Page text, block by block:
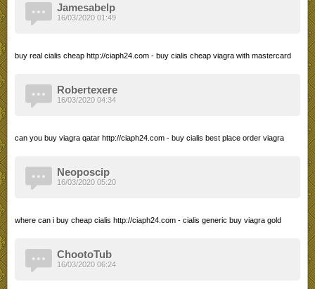
Jamesabelp
buy real cialis cheap http://ciaph24.com - buy cialis cheap viagra with mastercard
16/03/2020 01:49
Robertexere
can you buy viagra qatar http://ciaph24.com - buy cialis best place order viagra
16/03/2020 04:34
Neoposcip
where can i buy cheap cialis http://ciaph24.com - cialis generic buy viagra gold
16/03/2020 05:20
ChootoTub
16/03/2020 06:24